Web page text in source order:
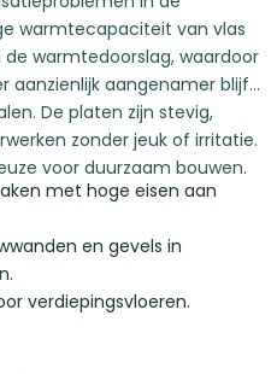
warmtecapaciteit van vlas
warmtedoorslag, waardoor
aanzienlijk aangenamer blijft
De platen zijn stevig,
zonder jeuk of irritatie.
voor duurzaam bouwen.
met hoge eisen aan
en gevels in
verdiepingsvloeren.